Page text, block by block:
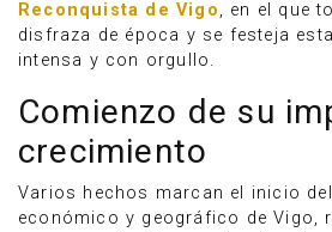
Reconquista de Vigo, en el que
disfraza de época y se festeja
intensa y con orgullo.
Comienzo de su
crecimiento
Varios hechos marcan el inicio
económico y geográfico de Vigo,